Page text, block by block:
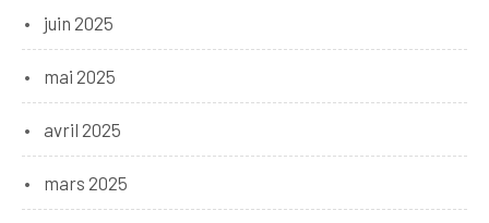
juin 2025
mai 2025
avril 2025
mars 2025